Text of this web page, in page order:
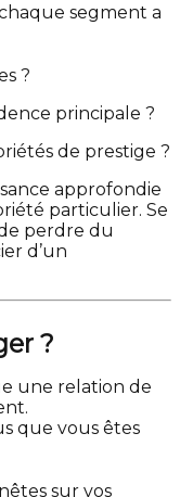
segment a
?
principale ?
de prestige ?
approfondie
particulier. Se
perdre du
d’un
?
une relation de
que vous êtes
sur vos